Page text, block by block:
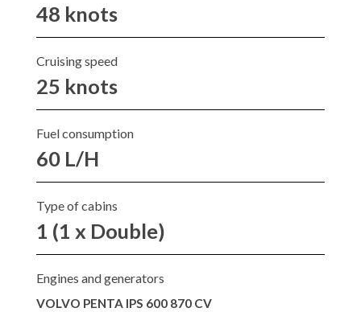
48 knots
Cruising speed
25 knots
Fuel consumption
60 L/H
Type of cabins
1 (1 x Double)
Engines and generators
VOLVO PENTA IPS 600 870 CV